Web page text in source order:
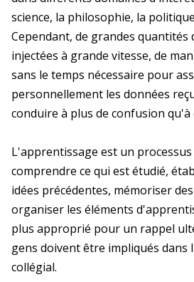
science, la philosophie, la
Cependant, de grandes
injectées à grande vitesse, de
sans le temps nécessaire pour
personnellement les données
conduire à plus de confusion
L'apprentissage est un
comprendre ce qui est étudié,
idées précédentes, mémoriser
organiser les éléments
plus approprié pour un rappel
gens doivent être impliqués dans
collégial.